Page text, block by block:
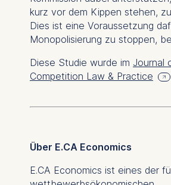
kurz vor dem Kippen stehen,
Dies ist eine Voraussetzung
Monopolisierung zu stoppen,
Diese Studie wurde im Journal
Competition Law & Practice
Über E.CA Economics
E.CA Economics ist eines der
Marketing and
personalized
may be processed:
cookies varies
on the cookie and is a
maximum of 24